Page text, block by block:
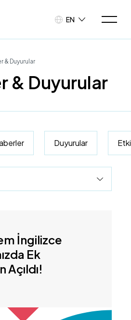
EN
& Duyurular
& Duyurular
Duyurular
İngilizce
Ek
Açıldı!